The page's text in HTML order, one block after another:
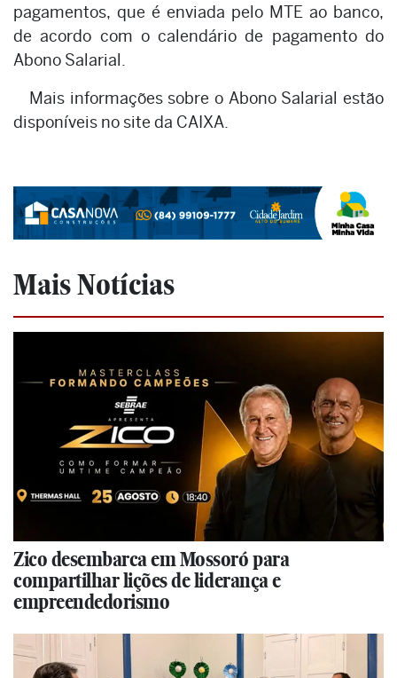
pagamentos, que é enviada pelo MTE ao banco,
de acordo com o calendário de pagamento do
Abono Salarial.
Mais informações sobre o Abono Salarial estão
disponíveis no site da CAIXA.
Mais Notícias
Zico desembarca em Mossoró para
compartilhar lições de liderança e
empreendedorismo